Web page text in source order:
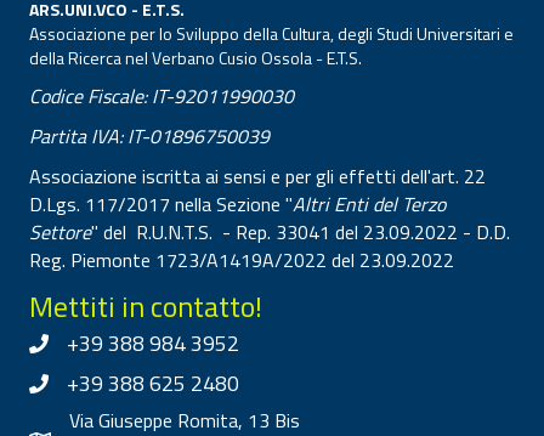
ARS.UNI.VCO - E.T.S.
Associazione per lo Sviluppo della Cultura, degli Studi Universitari e
della Ricerca nel Verbano Cusio Ossola - E.T.S.
Codice Fiscale: IT-92011990030
Partita IVA: IT-01896750039
Associazione iscritta ai sensi e per gli effetti dell'art. 22
D.Lgs. 117/2017 nella Sezione "Altri Enti del Terzo
Settore" del R.U.N.T.S. - Rep. 33041 del 23.09.2022 - D.D.
Reg. Piemonte 1723/A1419A/2022 del 23.09.2022
Mettiti in contatto!
+39 388 984 3952
+39 388 625 2480
Via Giuseppe Romita, 13 Bis